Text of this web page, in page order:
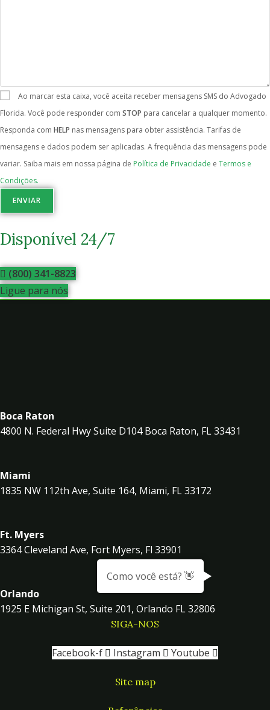
Ao marcar esta caixa, você aceita receber mensagens SMS do Advogado
Florida. Você pode responder com STOP para cancelar a qualquer momento.
Responda com HELP nas mensagens para obter assistência. Tarifas de
mensagens e dados podem ser aplicadas. A frequência das mensagens pode
variar. Saiba mais em nossa página de Política de Privacidade e Termos e
Condições.
ENVIAR
Disponível 24/7
(800) 341-8823
Ligue para nós
Boca Raton
4800 N. Federal Hwy Suite D104 Boca Raton, FL 33431
Miami
1835 NW 112th Ave, Suite 164, Miami, FL 33172
Ft. Myers
3364 Cleveland Ave, Fort Myers, Fl 33901
Orlando
1925 E Michigan St, Suite 201, Orlando FL 32806
SIGA-NOS
Facebook-f Instagram Youtube
Site map
Como você está? 👋